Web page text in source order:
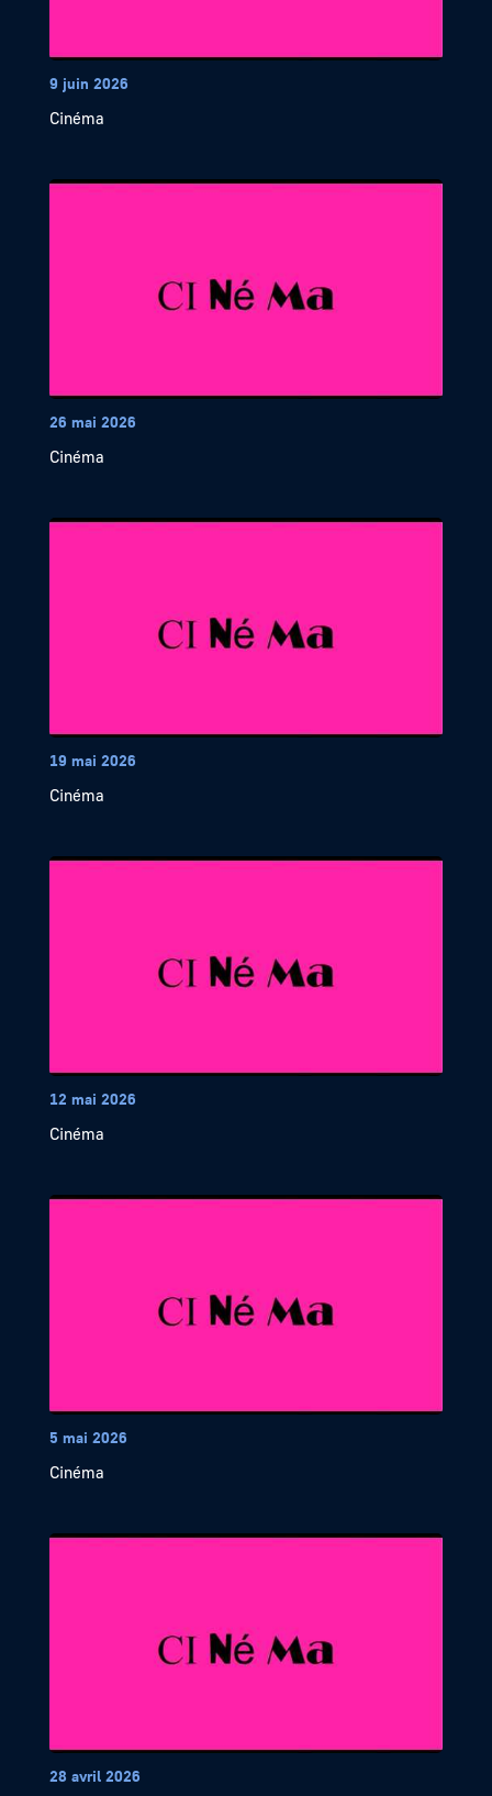
9 juin 2026
Cinéma
26 mai 2026
Cinéma
19 mai 2026
Cinéma
12 mai 2026
Cinéma
5 mai 2026
Cinéma
28 avril 2026